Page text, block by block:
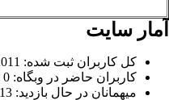
آمار سایت
کل کاربران ثبت شده: 2011 کاربر
کاربران حاضر در وبگاه: 0 کاربر
میهمانان در حال بازدید: 813 کاربر